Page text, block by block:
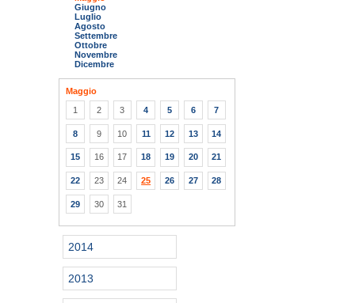
Giugno
Luglio
Agosto
Settembre
Ottobre
Novembre
Dicembre
Maggio
1
2 3 4 5 6 7
8 9 10 11 12 13 14
15 16 17 18 19 20 21
22 23 24 25 26 27 28
29 30 31
2014
2013